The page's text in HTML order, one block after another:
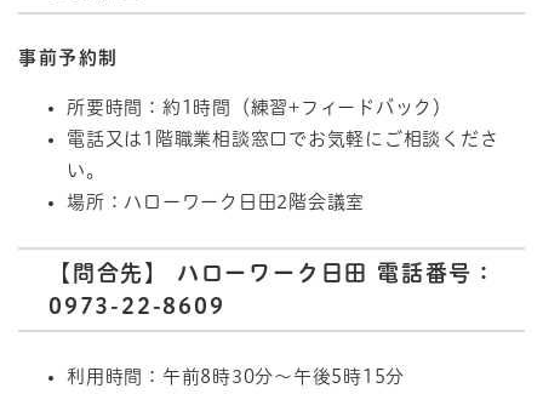
事前予約制
所要時間：約1時間（練習+フィードバック）
電話又は1階職業相談窓口でお気軽にご相談くださ
い。
場所：ハローワーク日田2階会議室
【問合先】 ハローワーク日田 電話番号：
0973-22-8609
利用時間：午前8時30分～午後5時15分